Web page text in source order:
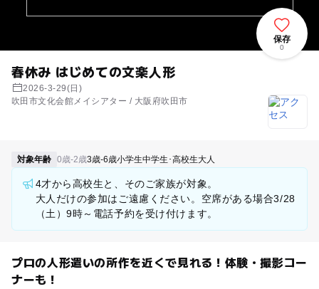
春休み はじめての文楽人形
2026-3-29(日)
吹田市文化会館メイシアター / 大阪府吹田市
保存
0
対象年齢 0歳-2歳3歳-6歳小学生中学生･高校生大人
4才から高校生と、そのご家族が対象。
大人だけの参加はご遠慮ください。空席がある場合3/28
（土）9時～電話予約を受け付けます。
プロの人形遣いの所作を近くで見れる！体験・撮影コー
ナーも！